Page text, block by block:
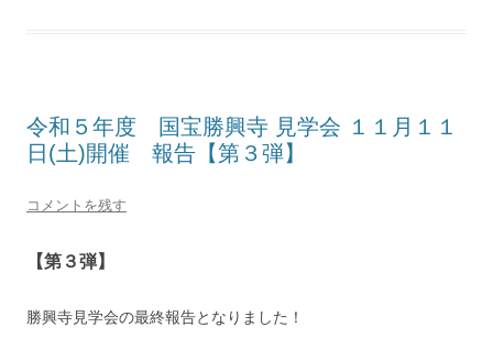
令和５年度 国宝勝興寺 見学会 １１月１１
日(土)開催 報告【第３弾】
コメントを残す
【第３弾】
勝興寺見学会の最終報告となりました！